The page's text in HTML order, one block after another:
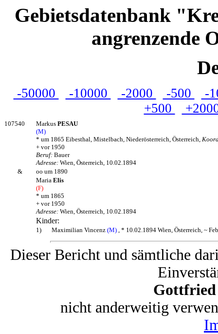
Gebietsdatenbank
angrenzende
-50000 -10000 -2000 -500
-
+500
107540 Markus PESAU
(M)
* um 1865 Eibesthal, Mistelbach, Niederösterreich, Österreich,
+ vor 1950
Beruf: Bauer
Adresse: Wien, Österreich, 10.02.1894
&
oo um 1890
Maria Elis
(F)
* um 1865
+ vor 1950
Adresse: Wien, Österreich, 10.02.1894
Kinder:
1) Maximilian Vincenz (M) , * 10.02.1894 Wien, Österreich, ~
Dieser Bericht und sämtliche
Gottfried
nicht anderweitig